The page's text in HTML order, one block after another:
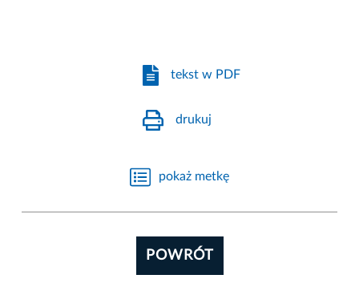
tekst w PDF
drukuj
pokaż metkę
POWRÓT